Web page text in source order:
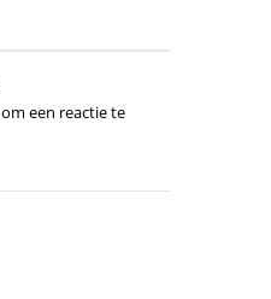
om een reactie te